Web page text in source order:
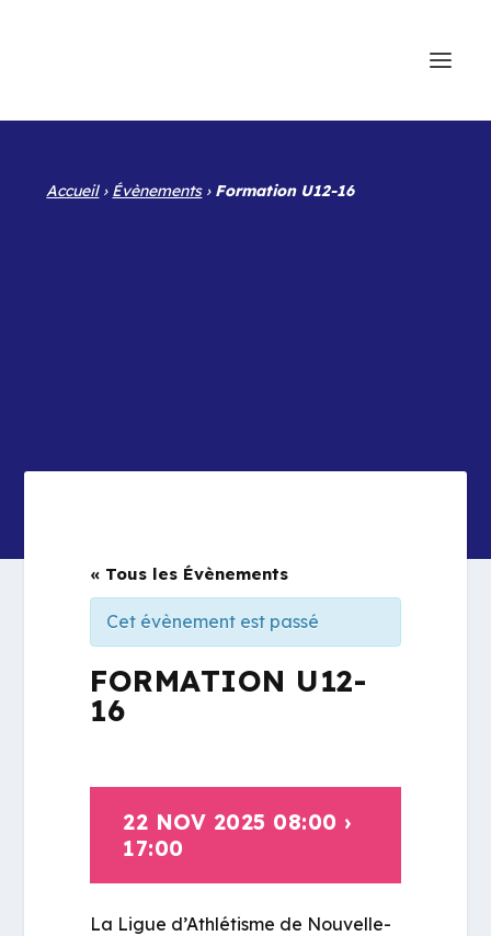
Accueil› Évènements› Formation U12-16
« Tous les Évènements
Cet évènement est passé
FORMATION U12-
16
22 NOV 2025 08:00 ›
17:00
La Ligue d’Athlétisme de Nouvelle-